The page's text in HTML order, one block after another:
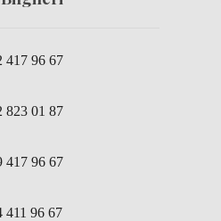
417 96 67
823 01 87
417 96 67
411 96 67